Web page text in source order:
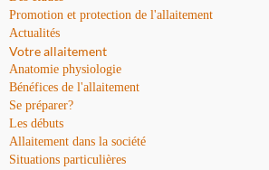
Promotion et protection de l'allaitement
Actualités
Votre allaitement
Anatomie physiologie
Bénéfices de l'allaitement
Se préparer?
Les débuts
Allaitement dans la société
Situations particulières